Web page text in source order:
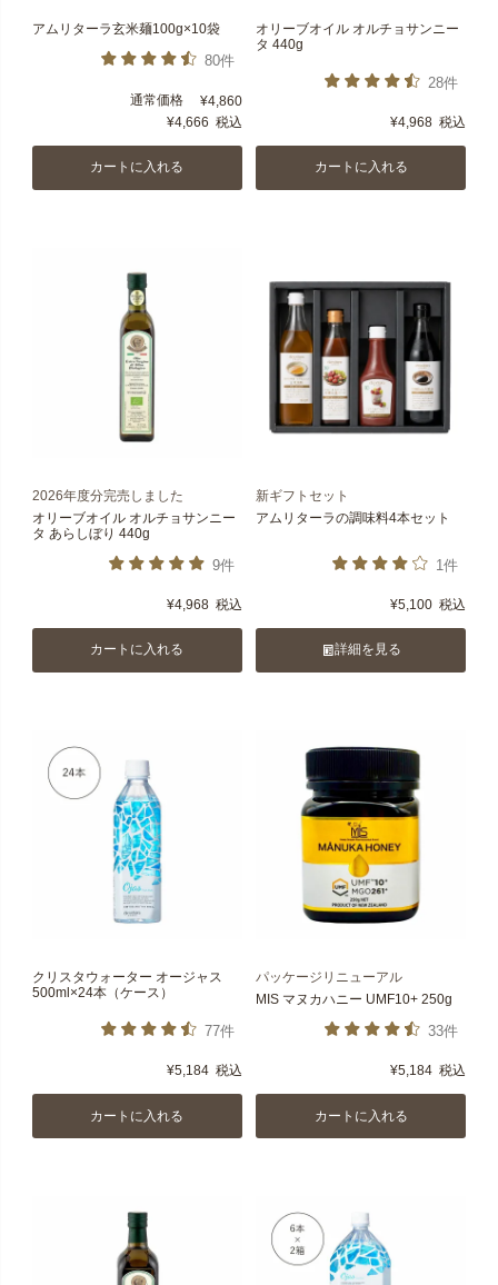
アムリターラ玄米麺100g×10袋
80件
通常価格 ¥4,860
¥4,666 税込
カートに入れる
オリーブオイル オルチョサンニー
タ 440g
28件
¥4,968 税込
カートに入れる
2026年度分完売しました
オリーブオイル オルチョサンニー
タ あらしぼり 440g
9件
¥4,968 税込
カートに入れる
新ギフトセット
アムリターラの調味料4本セット
1件
¥5,100 税込
詳細を見る
クリスタウォーター オージャス
500ml×24本（ケース）
77件
¥5,184 税込
カートに入れる
パッケージリニューアル
MIS マヌカハニー UMF10+ 250g
33件
¥5,184 税込
カートに入れる